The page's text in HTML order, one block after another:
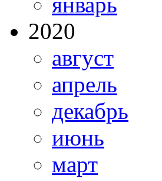
2020
август
апрель
декабрь
июнь
март